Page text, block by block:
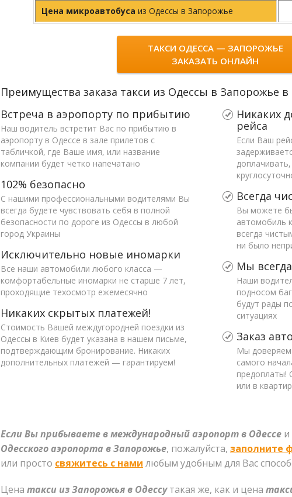
Цена микроавтобуса из Одессы в Запорожье
ТАКСИ ОДЕССА — ЗАПОРОЖЬЕ
ЗАКАЗАТЬ ОНЛАЙН
Преимущества заказа такси из Одессы в Запорожье
Встреча в аэропорту по прибытию
Наш водитель встретит Вас по прибытию в
аэропорту в Одессе в зале прилетов с
табличкой, где Ваше имя, или название
компании будет четко напечатано
102% безопасно
С нашими профессиональными водителями Вы
всегда будете чувствовать себя в полной
безопасности по дороге из Одессы в любой
город Украины
Исключительно новые иномарки
Все наши автомобили любого класса —
комфортабельные иномарки не старше 7 лет,
проходящие техосмотр ежемесячно
Никаких скрытых платежей!
Стоимость Вашей междугородней поездки из
Одессы в Киев будет указана в нашем письме,
подтверждающим бронирование. Никаких
дополнительных платежей — гарантируем!
Никаких
рейса
Если Ваш
Всегда
Вы можете
автомобиль
всегда
ни было
Мы
Наши
подносом
будут рады
ситуациях
Заказ
Мы
самого
предоплаты!
или в
Если Вы прибываете в международный аэропорт в Одессе
Одесского аэропорта в Запорожье, пожалуйста, заполните
или просто свяжитесь с нами любым удобным для Вас
Цена такси из Запорожья в Одессутакая же, как и цена